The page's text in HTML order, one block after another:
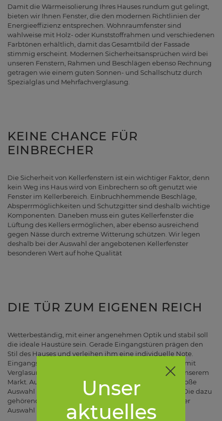
Unser
aktuelles
Damit die Wärmeisolierung Ihres Hauses rundum gut gelingt,
bieten wir Ihnen Fenster, die den modernen Richtlinien der
Energieeffizienz entsprechen. Wohnraumfenster sind
wahlweise mit Holz- oder Kunststoffrahmen und verschiedenen
Farbtönen erhältlich, damit das Gesamtbild der Fassade
stimmig erscheint. Modernen Sicherheitsansprüchen wird bei
unseren Fenstern, Rahmen und Beschlägen ebenso Rechnung
getragen wie einem guten Sonnen- und Schallschutz durch
Spezialglas und Mehrfachverglasung.
KEINE CHANCE FÜR
EINBRECHER
Die Sicherheit von Kellerfenstern ist ein wichtiger Faktor, denn
kein Weg ins Haus wird von Einbrechern so oft genutzt wie
Fenster im Kellerbereich. Einbruchhemmende Beschläge,
Absperrmöglichkeiten und Schutzgitter sind deshalb wichtige
Komponenten. Daneben muss ein gutes Kellerfenster die
Lüftung des Kellers ermöglichen, aber ebenso ausreichend
gegen Nässe durch extreme Witterung schützen. Wir legen
deshalb bei der Auswahl der angebotenen Kellerfenster
besonderen Wert auf hohe Qualität
DIE TÜR ZUM EIGENEN REICH
Wetterbeständig, mit einer angenehmen Optik und stabil soll
die ideale Haustüre sein. Gerade Eingangstüren prägen den
Stil des Hauses und verleihen ihm eine individuelle Note.
Eingangstüren aus Holz oder Aluminium, massiv oder mit
Verglasung erhalten Sie zu jedem Baustil passend in unserem
Markt. Auch bei Innentüren finden Sie durch unsere große
Auswahl sicher die, die exakt zu Ihrem Wohnstil passt. Die dazu
gehörenden Zargen und Beschläge führen wir in reicher
Auswahl ebenfalls in unserem Angebot.